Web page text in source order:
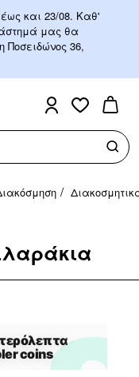
και 23/08. Καθ'
μας θα
Ποσειδώνος 36,